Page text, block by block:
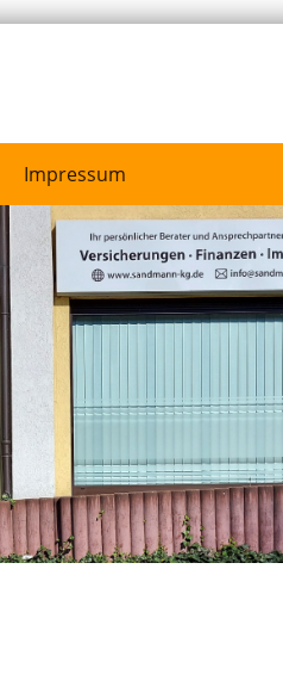
Impressum